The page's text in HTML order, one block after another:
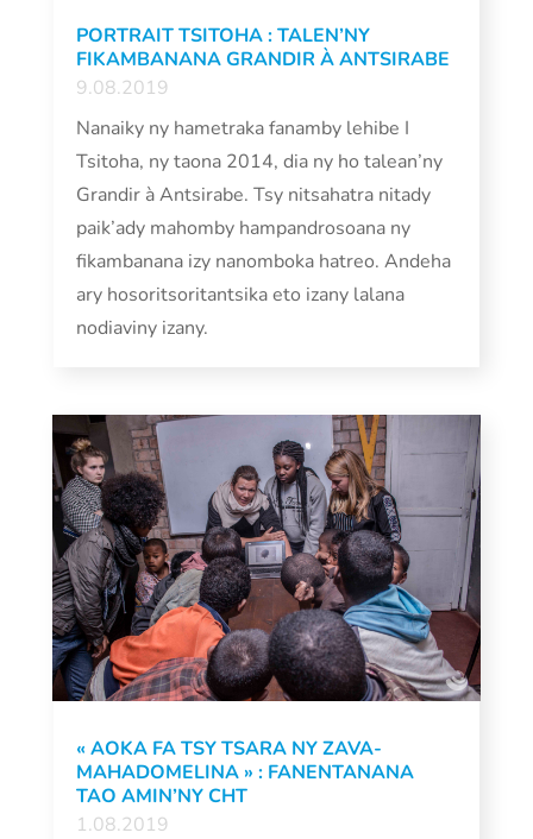
PORTRAIT TSITOHA : TALEN’NY
FIKAMBANANA GRANDIR À ANTSIRABE
9.08.2019
Nanaiky ny hametraka fanamby lehibe I
Tsitoha, ny taona 2014, dia ny ho talean’ny
Grandir à Antsirabe. Tsy nitsahatra nitady
paik’ady mahomby hampandrosoana ny
fikambanana izy nanomboka hatreo. Andeha
ary hosoritsoritantsika eto izany lalana
nodiaviny izany.
« AOKA FA TSY TSARA NY ZAVA-
MAHADOMELINA » : FANENTANANA
TAO AMIN’NY CHT
1.08.2019